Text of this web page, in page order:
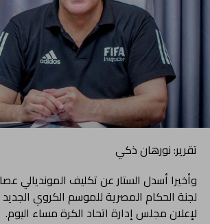
تقرير: نورهان ذكي
وأخيرا أسدل الستار عن تكليف المونديالي
لإعلان مجلس إدارة اتحاد الكرة مساء اليوم.